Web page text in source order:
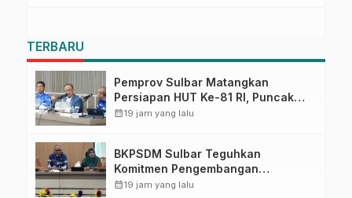
TERBARU
Pemprov Sulbar Matangkan
Persiapan HUT Ke-81 RI, Puncak
Upacara di Lapangan Ahmad
calendar_month19 jam yang lalu
BKPSDM Sulbar Teguhkan
Komitmen Pengembangan
Kompetensi ASN melalui
calendar_month19 jam yang lalu